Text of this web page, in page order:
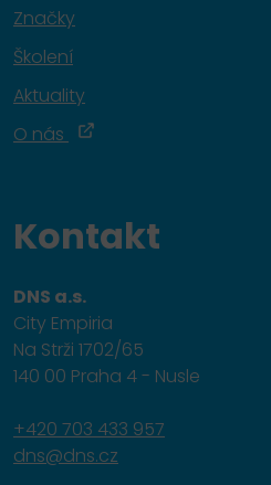
Značky
Školení
Aktuality
O nás
Kontakt
DNS a.s.
City Empiria
Na Strži 1702/65
140 00 Praha 4 - Nusle
+420 703 433 957
dns@dns.cz